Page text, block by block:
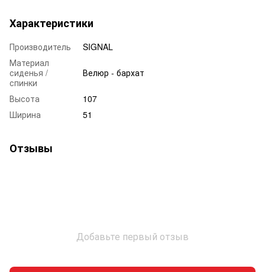
Характеристики
Производитель
SIGNAL
Материал
сиденья /
спинки
Велюр - бархат
Высота
107
Ширина
51
Отзывы
Добавьте первый отзыв